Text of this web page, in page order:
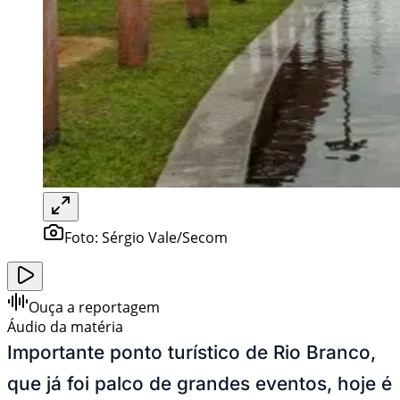
Foto: Sérgio Vale/Secom
Ouça a reportagem
Áudio da matéria
Importante ponto turístico de Rio Branco,
que já foi palco de grandes eventos, hoje é